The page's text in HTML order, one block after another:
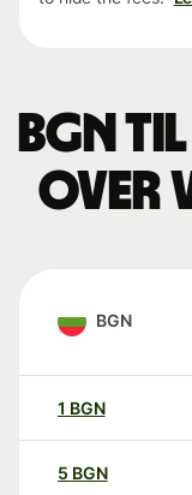
BGN
over
BGN
1 BGN
5 BGN